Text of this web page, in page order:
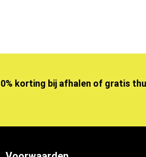
korting bij afhalen of gratis